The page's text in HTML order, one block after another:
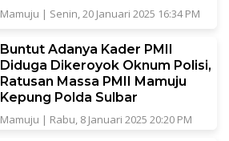
Mamuju | Senin, 20 Januari 2025 16:34 PM
Buntut Adanya Kader PMII
Diduga Dikeroyok Oknum Polisi,
Ratusan Massa PMII Mamuju
Kepung Polda Sulbar
Mamuju | Rabu, 8 Januari 2025 20:20 PM